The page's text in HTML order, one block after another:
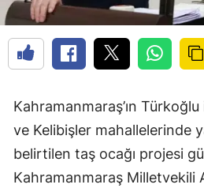
Kahramanmaraş’ın
ve Kelibişler mahallelerinde
belirtilen taş ocağı projesi
Kahramanmaraş Milletvekili